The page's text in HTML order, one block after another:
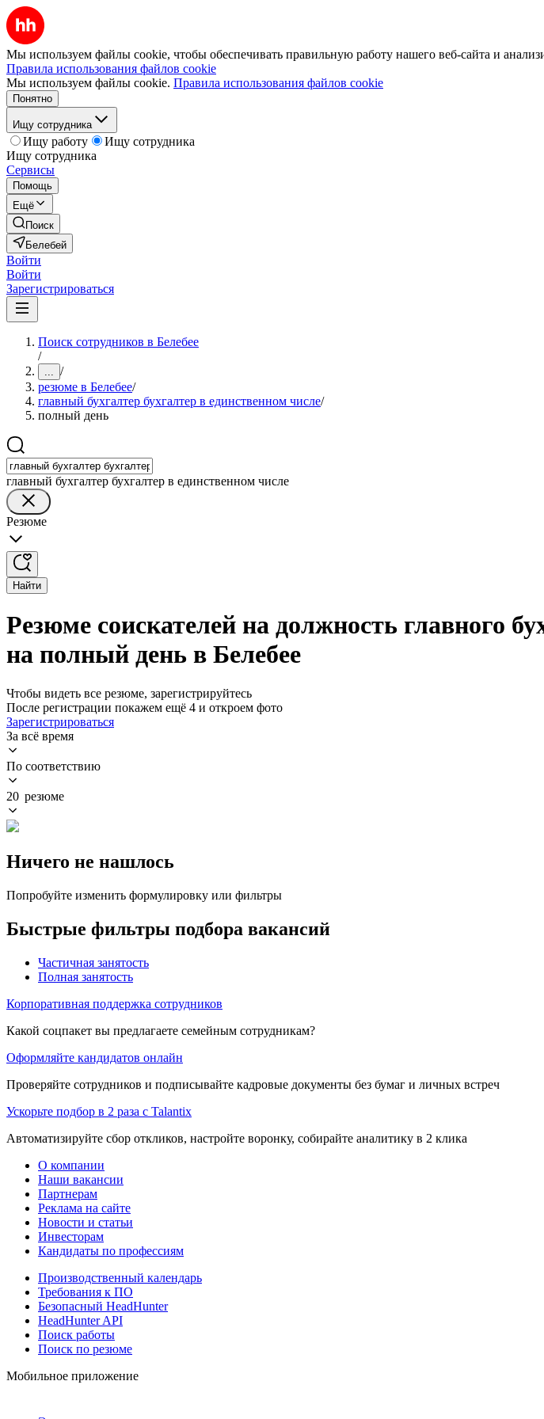
Мы используем файлы cookie, чтобы обеспечивать правильную работу нашего веб-сайта и
Правила использования файлов cookie
Мы используем файлы cookie. Правила использования файлов cookie
Понятно
Ищу сотрудника
Ищу работу
Ищу сотрудника
Ищу сотрудника
Сервисы
Помощь
Ещё
Поиск
Белебей
Войти
Войти
Зарегистрироваться
Поиск сотрудников в Белебее
/
... /
резюме в Белебее/
главный бухгалтер бухгалтер в единственном числе/
полный день
главный бухгалтер бухгалтер в единственном числе
Резюме
Найти
Резюме соискателей на должность главного
на полный день в Белебее
Чтобы видеть все резюме, зарегистрируйтесь
После регистрации покажем ещё 4 и откроем фото
Зарегистрироваться
За всё время
По соответствию
20 резюме
Ничего не нашлось
Попробуйте изменить формулировку или фильтры
Быстрые фильтры подбора вакансий
Частичная занятость
Полная занятость
Корпоративная поддержка сотрудников
Какой соцпакет вы предлагаете семейным сотрудникам?
Оформляйте кандидатов онлайн
Проверяйте сотрудников и подписывайте кадровые документы без бумаг и личных встреч
Ускорьте подбор в 2 раза с Talantix
Автоматизируйте сбор откликов, настройте воронку, собирайте аналитику в 2 клика
О компании
Наши вакансии
Партнерам
Реклама на сайте
Новости и статьи
Инвесторам
Кандидаты по профессиям
Производственный календарь
Требования к ПО
Безопасный HeadHunter
HeadHunter API
Поиск работы
Поиск по резюме
Мобильное приложение